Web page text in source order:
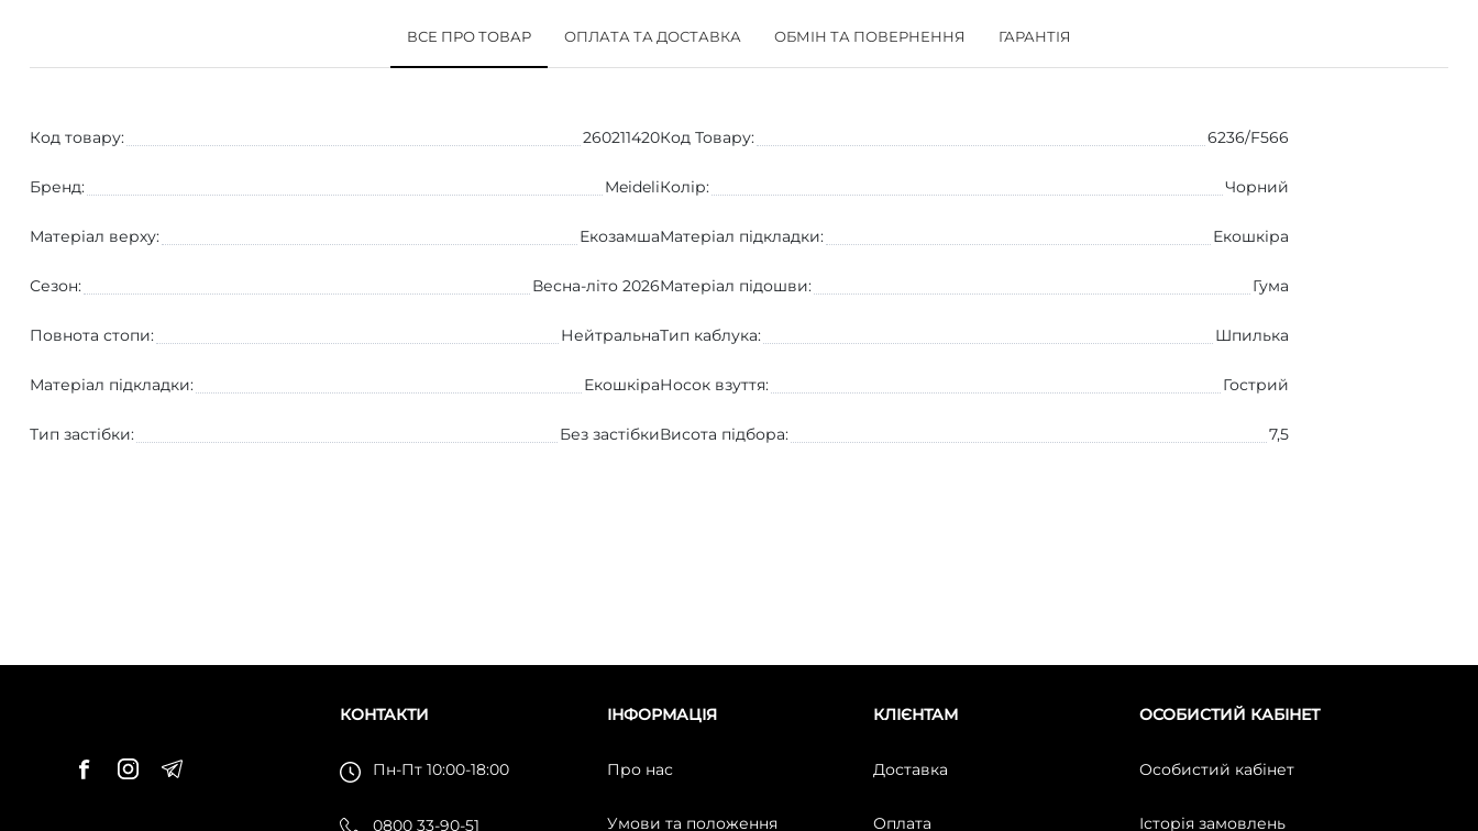
ВСЕ ПРО ТОВАР ОПЛАТА ТА ДОСТАВКА ОБМІН ТА ПОВЕРНЕННЯ ГАРАНТІЯ
Код товару: 260211420Код Товару: 6236/F566
Бренд: MeideliКолір: Чорний
Матеріал верху: ЕкозамшаМатеріал підкладки: Екошкіра
Сезон: Весна-літо 2026Матеріал підошви: Гума
Повнота стопи: НейтральнаТип каблука: Шпилька
Матеріал підкладки: ЕкошкіраНосок взуття: Гострий
Тип застібки: Без застібкиВисота підбора: 7,5
КОНТАКТИ
Пн-Пт 10:00-18:00
0800 33-90-51
ІНФОРМАЦІЯ
Про нас
Умови та положення
КЛІЄНТАМ
Доставка
Оплата
ОСОБИСТИЙ КАБІНЕТ
Особистий кабінет
Історія замовлень